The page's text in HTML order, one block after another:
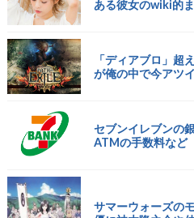
ある彼女のwiki的
「ディアブロ」超
が俺の中で今アツ
セブンイレブンの
ATMの手数料など
サマーウォーズの